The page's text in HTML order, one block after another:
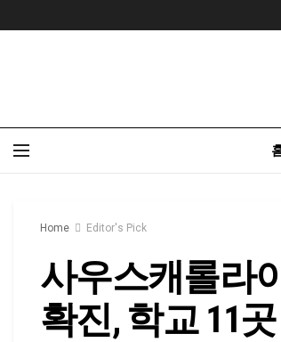
Home Editor's Pick
사우스캐롤라
확진, 학교 11